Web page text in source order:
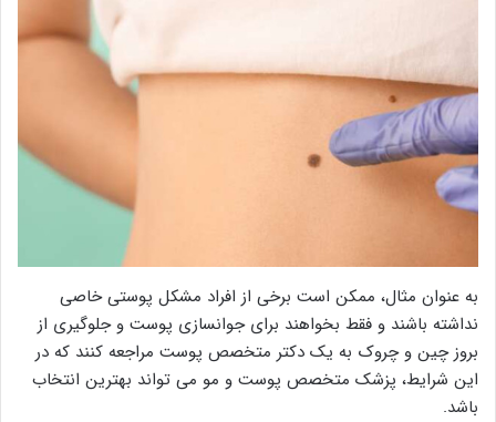
به عنوان مثال، ممکن است برخی از افراد مشکل پوستی خاصی
نداشته باشند و فقط بخواهند برای جوانسازی پوست و جلوگیری از
بروز چین و چروک به یک دکتر متخصص پوست مراجعه کنند که در
این شرایط، پزشک متخصص پوست و مو می تواند بهترین انتخاب
باشد.